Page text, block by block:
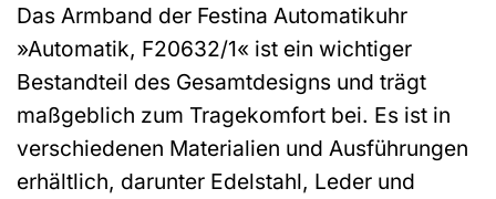
Das Armband der Festina Automatikuhr
»Automatik, F20632/1« ist ein wichtiger
Bestandteil des Gesamtdesigns und trägt
maßgeblich zum Tragekomfort bei. Es ist in
verschiedenen Materialien und Ausführungen
erhältlich, darunter Edelstahl, Leder und